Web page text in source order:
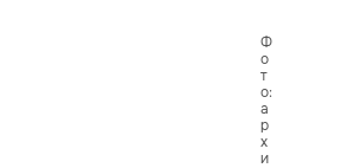
Ф
о
т
о:
а
р
х
и